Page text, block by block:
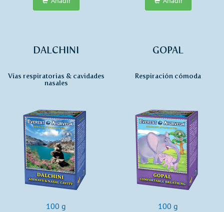
DALCHINI
Vías respiratorias & cavidades
nasales
100 g
GOPAL
Respiración cómoda
100 g